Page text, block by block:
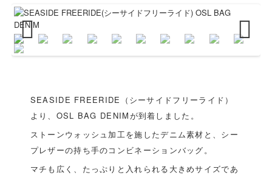
Previous
SEASIDE FREERIDE（シーサイドフリーライド）
より、OSL BAG DENIMが到着しました。
ストーンウォッシュ加工を施したデニム素材と、シー
プレザーの持ち手のコンビネーションバッグ。
マチも広く、たっぷりと入れられる大きめサイズであ